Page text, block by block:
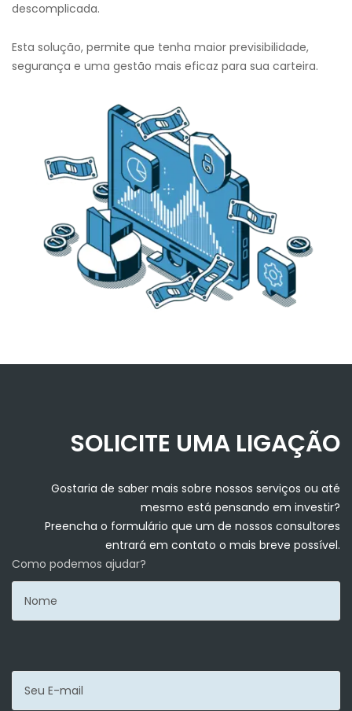
descomplicada.
Esta solução, permite que tenha maior previsibilidade,
segurança e uma gestão mais eficaz para sua carteira.
SOLICITE UMA LIGAÇÃO
Gostaria de saber mais sobre nossos serviços ou até
mesmo está pensando em investir?
Preencha o formulário que um de nossos consultores
entrará em contato o mais breve possível.
Como podemos ajudar?